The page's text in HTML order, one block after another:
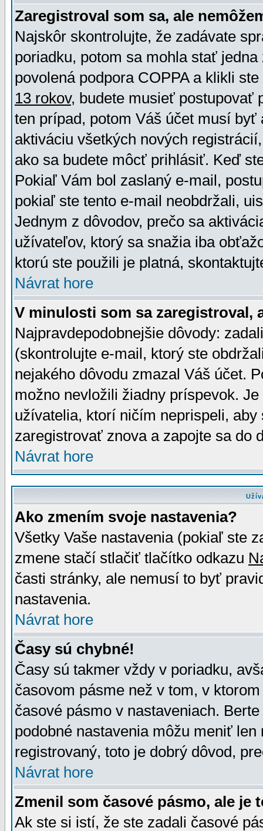
Zaregistroval som sa, ale
Najskôr skontrolujte, že zadávate
poriadku, potom sa mohla stať
povolená podpora COPPA a klikli
13 rokov, budete musieť postupovať
ten prípad, potom Váš účet musí
aktiváciu všetkých nových
ako sa budete môcť prihlásiť. Keď
Pokiaľ Vám bol zaslaný e-mail,
pokiaľ ste tento e-mail neobdržali,
Jednym z dôvodov, prečo sa
užívateľov, ktorý sa snažia iba
ktorú ste použili je platná,
Návrat hore
V minulosti som sa zaregistroval,
Najpravdepodobnejšie dôvody:
(skontrolujte e-mail, ktorý ste
nejakého dôvodu zmazal Váš účet.
možno nevložili žiadny príspevok.
užívatelia, ktorí ničím neprispeli,
zaregistrovať znova a zapojte sa do
Návrat hore
Ako zmením svoje nastavenia?
Všetky Vaše nastavenia (pokiaľ ste
zmene stačí stlačiť tlačítko odkazu
časti stránky, ale nemusí to byť
nastavenia.
Návrat hore
Časy sú chybné!
Časy sú takmer vždy v poriadku,
časovom pásme než v tom, v
časové pásmo v nastaveniach.
podobné nastavenia môžu meniť
registrovaný, toto je dobrý dôvod,
Návrat hore
Zmenil som časové pásmo, ale je
Ak ste si istí, že ste zadali časové